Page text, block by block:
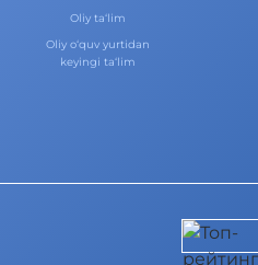
Oliy ta‘lim
Oliy o‘quv yurtidan
keyingi ta‘lim